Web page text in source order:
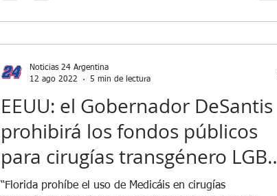
EEUU: el Gobernador DeSantis
prohibirá los fondos públicos
para cirugías transgénero LGBT
en Florida
“Florida prohíbe el uso de Medicáis en cirugías
Noticias 24 Argentina
12 ago 2022
5 min de lectura